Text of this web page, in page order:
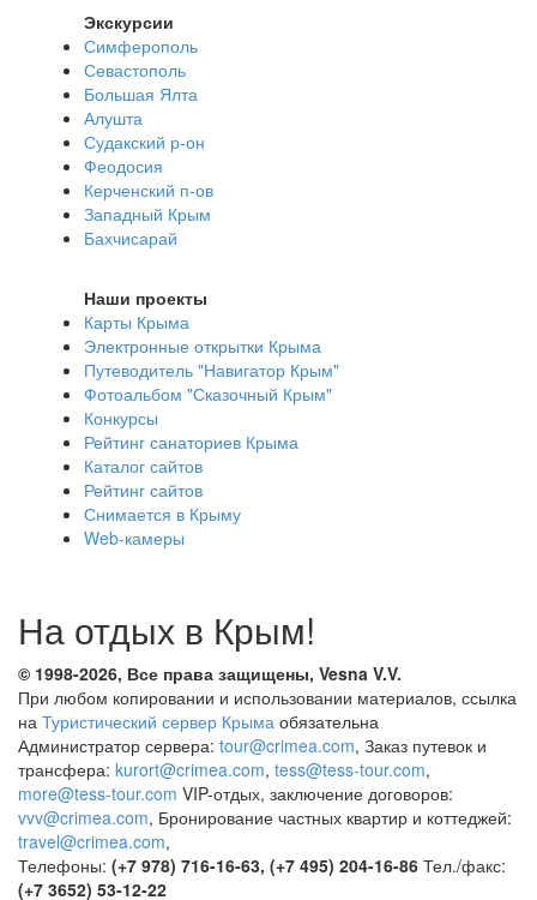
Экскурсии
Симферополь
Севастополь
Большая Ялта
Алушта
Судакский р-он
Феодосия
Керченский п-ов
Западный Крым
Бахчисарай
Наши проекты
Карты Крыма
Электронные открытки Крыма
Путеводитель "Навигатор Крым"
Фотоальбом "Сказочный Крым"
Конкурсы
Рейтинг санаториев Крыма
Каталог сайтов
Рейтинг сайтов
Снимается в Крыму
Web-камеры
На отдых в Крым!
© 1998-2026, Все права защищены, Vesna V.V.
При любом копировании и использовании материалов, ссылка
на Туристический сервер Крыма обязательна
Администратор сервера: tour@crimea.com, Заказ путевок и
трансфера: kurort@crimea.com, tess@tess-tour.com,
more@tess-tour.com VIP-отдых, заключение договоров:
vvv@crimea.com, Бронирование частных квартир и коттеджей:
travel@crimea.com,
Телефоны: (+7 978) 716-16-63, (+7 495) 204-16-86 Тел./факс:
(+7 3652) 53-12-22